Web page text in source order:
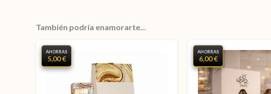
También podría enamorarte...
AHORRAS
5,00 €
AHORRAS
6,00 €